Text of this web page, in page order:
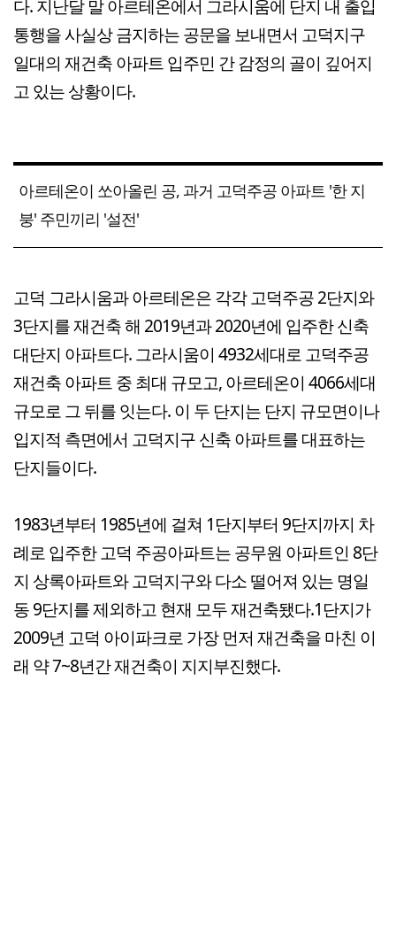
다. 지난달 말 아르테온에서 그라시움에 단지 내 출입
통행을 사실상 금지하는 공문을 보내면서 고덕지구
일대의 재건축 아파트 입주민 간 감정의 골이 깊어지
고 있는 상황이다.
아르테온이 쏘아올린 공, 과거 고덕주공 아파트 '한 지
붕' 주민끼리 '설전'
고덕 그라시움과 아르테온은 각각 고덕주공 2단지와
3단지를 재건축 해 2019년과 2020년에 입주한 신축
대단지 아파트다. 그라시움이 4932세대로 고덕주공
재건축 아파트 중 최대 규모고, 아르테온이 4066세대
규모로 그 뒤를 잇는다. 이 두 단지는 단지 규모면이나
입지적 측면에서 고덕지구 신축 아파트를 대표하는
단지들이다.
1983년부터 1985년에 걸쳐 1단지부터 9단지까지 차
례로 입주한 고덕 주공아파트는 공무원 아파트인 8단
지 상록아파트와 고덕지구와 다소 떨어져 있는 명일
동 9단지를 제외하고 현재 모두 재건축됐다.1단지가
2009년 고덕 아이파크로 가장 먼저 재건축을 마친 이
래 약 7~8년간 재건축이 지지부진했다.